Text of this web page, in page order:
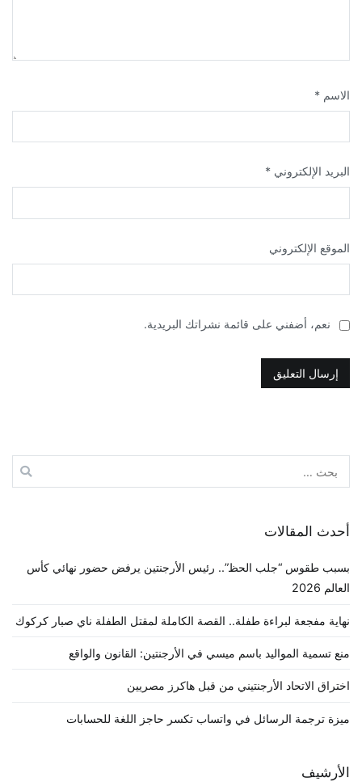
الاسم *
البريد الإلكتروني *
الموقع الإلكتروني
نعم، أضفني على قائمة نشراتك البريدية.
عن:
أحدث المقالات
بسبب طقوس “جلب الحظ”.. رئيس الأرجنتين يرفض حضور نهائي كأس
العالم 2026
نهاية مفجعة لبراءة طفلة.. القصة الكاملة لمقتل الطفلة ناي صبار كركوك
منع تسمية المواليد باسم ميسي في الأرجنتين: القانون والواقع
اختراق الاتحاد الأرجنتيني من قبل هاكرز مصريين
ميزة ترجمة الرسائل في واتساب تكسر حاجز اللغة للحسابات
الأرشيف